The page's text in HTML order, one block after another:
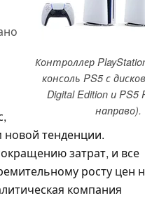
Контроллер
консоль PS5 с
Digital Edition и PS5
направо).
новой тенденции.
затрат, и все
росту цен
компания